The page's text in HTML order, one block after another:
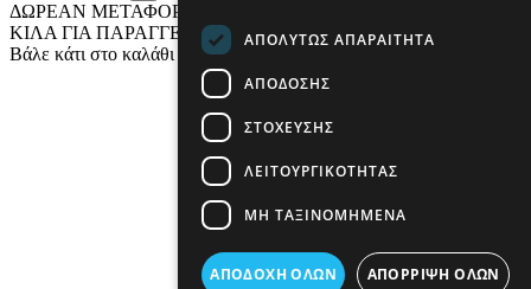
ΔΩΡΕΑΝ ΜΕΤΑΦΟΡΙΚΑ ΣΕ ΟΛΗ ΤΗΝ ΕΛΛΑΔΑ ΕΩΣ 4
ΚΙΛΑ ΓΙΑ ΠΑΡΑΓΓΕΛΙΕΣ ΑΝΩ ΤΩΝ 69€
Βάλε κάτι στο καλάθι σου
ΑΠΟΛΎΤΩΣ ΑΠΑΡΑΊΤΗΤΑ
ΑΠΌΔΟΣΗΣ
ΣΤΌΧΕΥΣΗΣ
ΛΕΙΤΟΥΡΓΙΚΌΤΗΤΑΣ
ΜΗ ΤΑΞΙΝΟΜΗΜΈΝΑ
ΑΠΟΔΟΧΉ ΌΛΩΝ ΑΠΌΡΡΙΨΗ ΌΛΩΝ